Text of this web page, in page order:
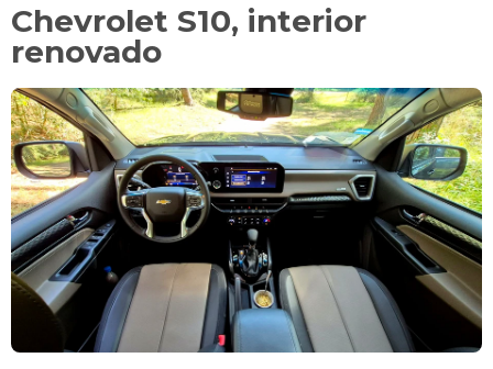
Chevrolet S10, interior
renovado